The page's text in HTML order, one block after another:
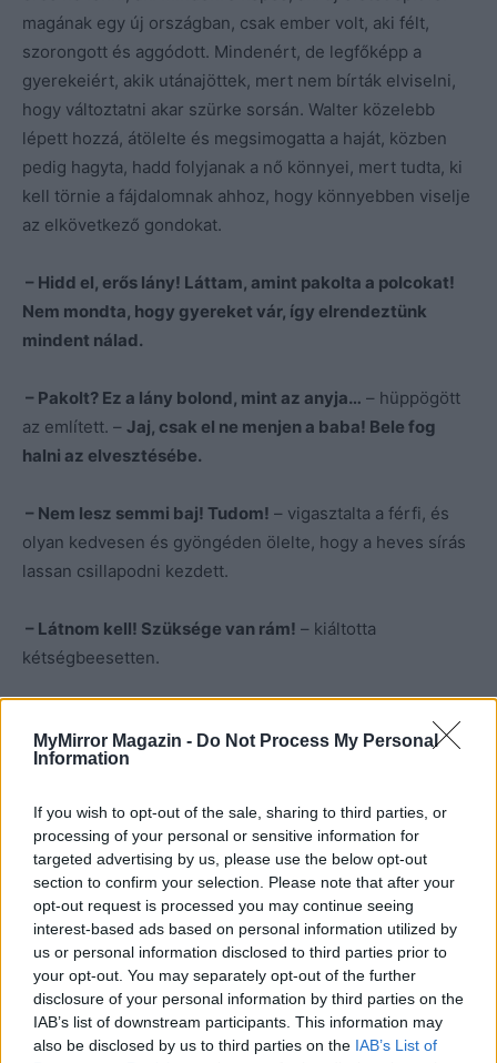
MyMirror Magazin - Do Not Process My Personal
Information
If you wish to opt-out of the sale, sharing to third parties, or
processing of your personal or sensitive information for
targeted advertising by us, please use the below opt-out
section to confirm your selection. Please note that after your
opt-out request is processed you may continue seeing
interest-based ads based on personal information utilized by
us or personal information disclosed to third parties prior to
your opt-out. You may separately opt-out of the further
disclosure of your personal information by third parties on the
IAB’s list of downstream participants. This information may
also be disclosed by us to third parties on the IAB’s List of
magának egy új országban, csak ember volt, aki félt,
szorongott és aggódott. Mindenért, de legfőképp a
gyerekeiért, akik utánajöttek, mert nem bírták elviselni,
hogy változtatni akar szürke sorsán. Walter közelebb
lépett hozzá, átölelte és megsimogatta a haját, közben
pedig hagyta, hadd folyjanak a nő könnyei, mert tudta, ki
kell törnie a fájdalomnak ahhoz, hogy könnyebben viselje
az elkövetkező gondokat.
– Hidd el, erős lány! Láttam, amint pakolta a polcokat!
Nem mondta, hogy gyereket vár, így elrendeztünk
mindent nálad.
– Pakolt? Ez a lány bolond, mint az anyja… – hüppögött
az említett. – Jaj, csak el ne menjen a baba! Bele fog
halni az elvesztésébe.
– Nem lesz semmi baj! Tudom! – vigasztalta a férfi, és
olyan kedvesen és gyöngéden ölelte, hogy a heves sírás
lassan csillapodni kezdett.
– Látnom kell! Szüksége van rám! – kiáltotta
kétségbeesetten.
Jobb, ha nem tudja, hogy itt vagy. Megyek, megnézem,
A nő bólintott. Kibontakozott Walter karjaiból és riadtan
tűrte, hogy magára maradjon. A könnyek csendesen
csordogáltak tovább az arcán. Sajnálta magát, az egész
kusza helyzetet, a lányát, akiről nem tudott semmit, és
pokolian fájt a feje, ami eszébe juttatta, hogy nem üdülni
hozták be. Figyelmetlen volt, és jelzést kapott az Égtől,
hogy lassítson, ne akarjon mindent egyedül és azonnal